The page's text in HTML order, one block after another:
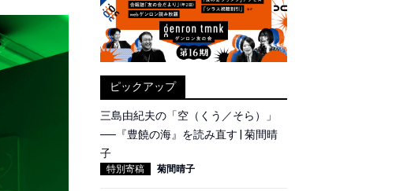
ピックアップ
三島由紀夫の「空（くう／そら）」
──『豊饒の海』を読み直す | 菊間晴
子
特別寄稿 菊間晴子